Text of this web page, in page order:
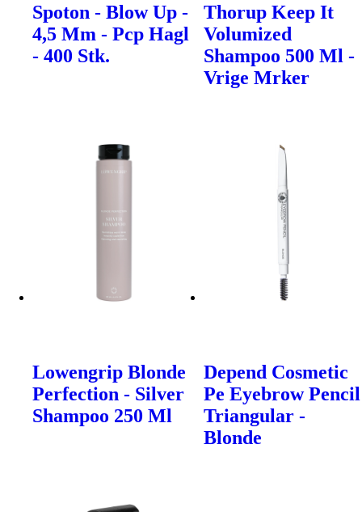
Spoton - Blow Up -
4,5 Mm - Pcp Hagl
- 400 Stk.
Thorup Keep It
Volumized
Shampoo 500 Ml -
Vrige Mrker
Lowengrip Blonde
Perfection - Silver
Shampoo 250 Ml
Depend Cosmetic
Pe Eyebrow Pencil
Triangular -
Blonde